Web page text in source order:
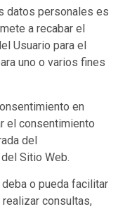
datos personales es
a recabar el
Usuario para el
uno o varios fines
en
el consentimiento
del
Sitio Web.
o pueda facilitar
consultas,